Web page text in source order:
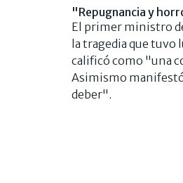
"Repugnancia y
El primer ministro
la tragedia que
calificó como "una
Asimismo
deber".